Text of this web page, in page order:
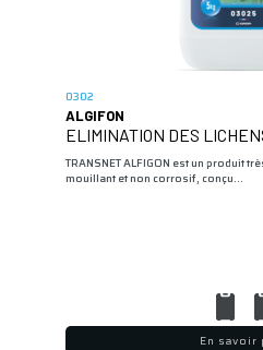
0302
ALGIFON
ELIMINATION DES
TRANSNET ALFIGON est un produit
mouillant et non corrosif, conçu…
En savoir